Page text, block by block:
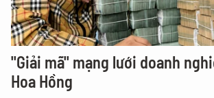
"Giải mã" mạng lưới doanh
Hoa Hồng